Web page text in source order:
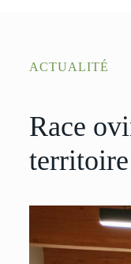
ACTUALITÉ
Race